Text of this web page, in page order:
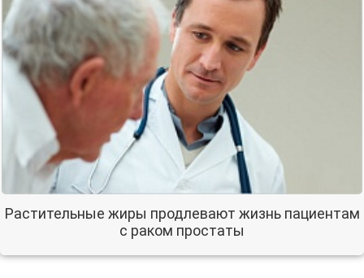
Растительные жиры продлевают жизнь пациентам
с раком простаты